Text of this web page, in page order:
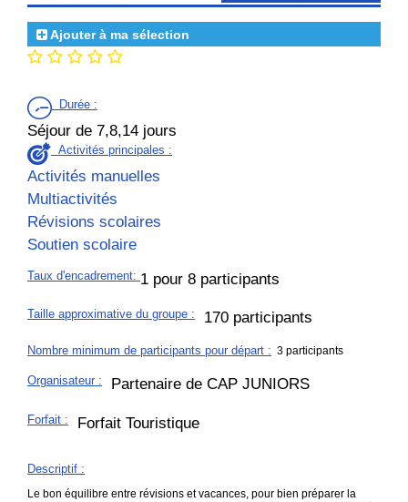
Ajouter à ma sélection
Durée :
Séjour de 7,8,14 jours
Activités principales :
Activités manuelles
Multiactivités
Révisions scolaires
Soutien scolaire
Taux d'encadrement: 1 pour 8 participants
Taille approximative du groupe : 170 participants
Nombre minimum de participants pour départ : 3 participants
Organisateur : Partenaire de CAP JUNIORS
Forfait : Forfait Touristique
Descriptif :
Le bon équilibre entre révisions et vacances, pour bien préparer la